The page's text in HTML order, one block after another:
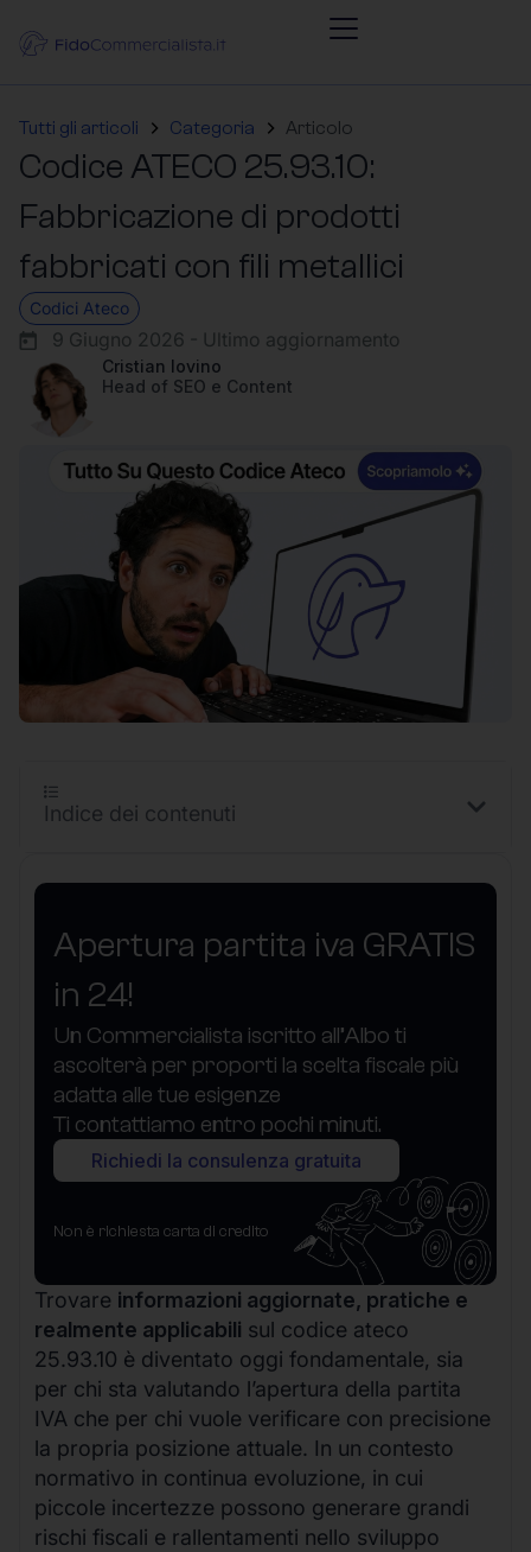
Tutti gli articoli Categoria Articolo
Codice ATECO 25.93.10:
Fabbricazione di prodotti
fabbricati con fili metallici
Codici Ateco
9 Giugno 2026 - Ultimo aggiornamento
Cristian Iovino
Head of SEO e Content
Apertura partita iva GRATIS
in 24!
Un Commercialista iscritto all’Albo ti
ascolterà per proporti la scelta fiscale più
adatta alle tue esigenze
Ti contattiamo entro pochi minuti.
Richiedi la consulenza gratuita
Non è richiesta carta di credito
Trovare informazioni aggiornate, pratiche e
realmente applicabili sul codice ateco
25.93.10 è diventato oggi fondamentale, sia
per chi sta valutando l’apertura della partita
IVA che per chi vuole verificare con precisione
la propria posizione attuale. In un contesto
normativo in continua evoluzione, in cui
piccole incertezze possono generare grandi
rischi fiscali e rallentamenti nello sviluppo
Indice dei contenuti